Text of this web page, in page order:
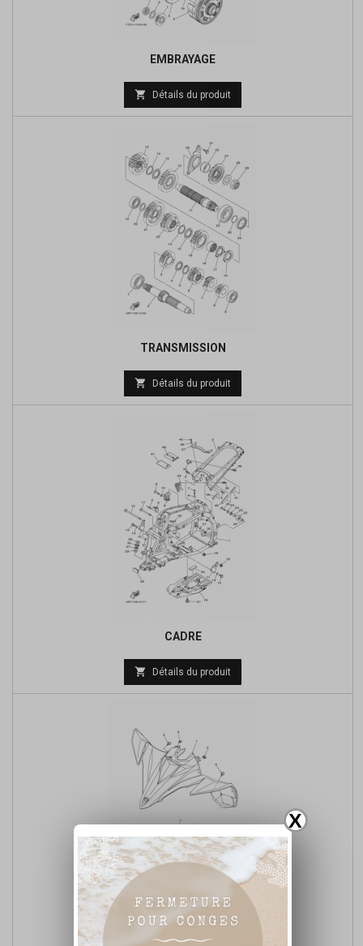
X
EMBRAYAGE
Prix
de
 Détails du produit
TRANSMISSION
Prix
de
 Détails du produit
CADRE
Prix
de
 Détails du produit
PARE BOUE AVANT